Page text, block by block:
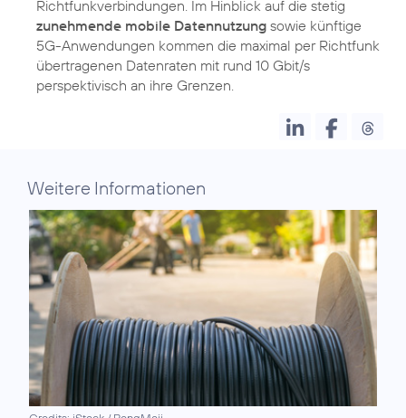
Richtfunkverbindungen. Im Hinblick auf die stetig
zunehmende mobile Datennutzung sowie künftige
5G-Anwendungen kommen die maximal per Richtfunk
übertragenen Datenraten mit rund 10 Gbit/s
perspektivisch an ihre Grenzen.
Weitere Informationen